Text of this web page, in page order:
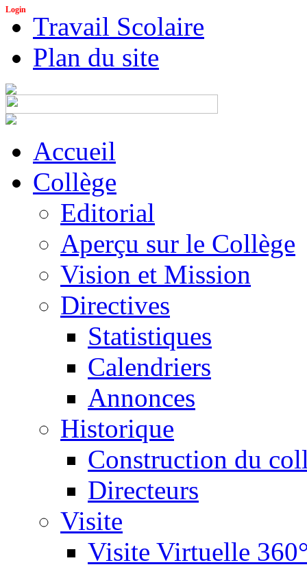
Login
Travail Scolaire
Plan du site
Accueil
Collège
Editorial
Aperçu sur le Collège
Vision et Mission
Directives
Statistiques
Calendriers
Annonces
Historique
Construction du
Directeurs
Visite
Visite Virtuelle